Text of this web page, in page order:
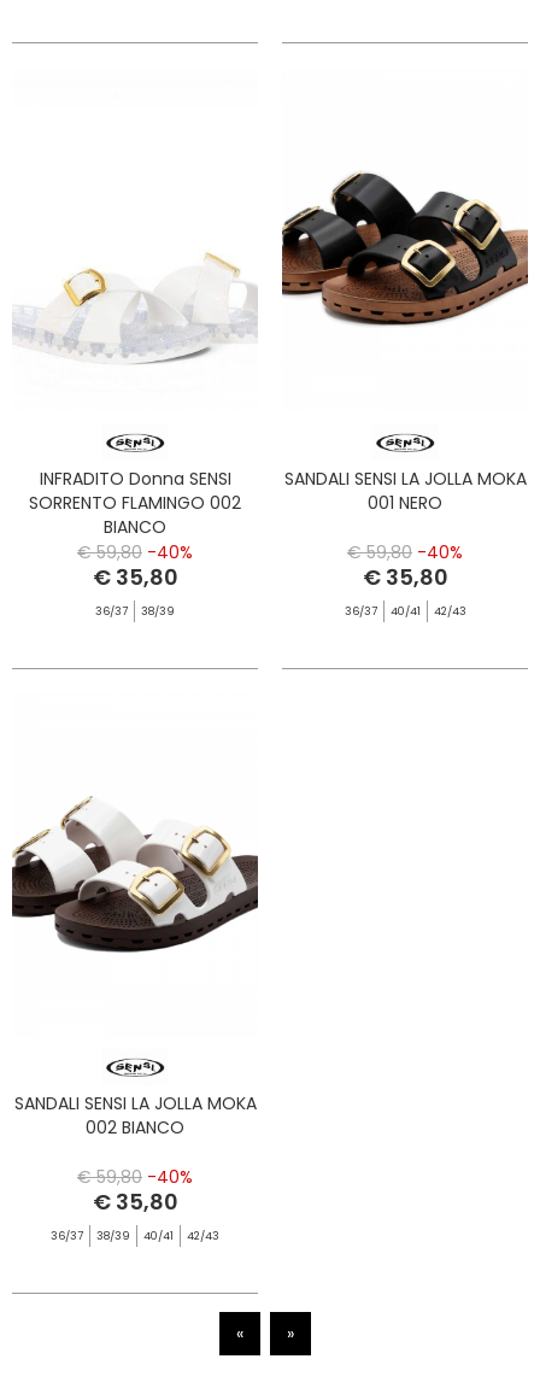
INFRADITO Donna SENSI
SORRENTO FLAMINGO 002
BIANCO
€ 59,80 -40%
€ 35,80
36/37 38/39
SANDALI SENSI LA JOLLA MOKA
001 NERO
€ 59,80 -40%
€ 35,80
36/37 40/41 42/43
SANDALI SENSI LA JOLLA MOKA
002 BIANCO
€ 59,80 -40%
€ 35,80
36/37 38/39 40/41 42/43
« »